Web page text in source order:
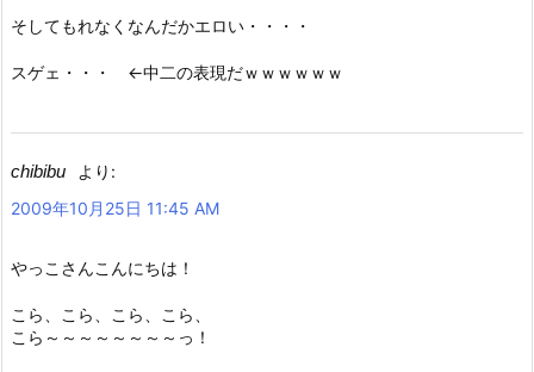
そしてもれなくなんだかエロい・・・・
スゲェ・・・ ←中二の表現だｗｗｗｗｗｗ
chibibu
より:
2009年10月25日 11:45 AM
やっこさんこんにちは！
こら、こら、こら、こら、
こら～～～～～～～～っ！